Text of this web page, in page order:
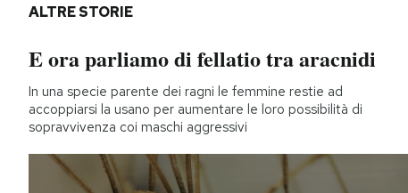
ALTRE STORIE
E ora parliamo di fellatio tra aracnidi
In una specie parente dei ragni le femmine restie ad
accoppiarsi la usano per aumentare le loro possibilità di
sopravvivenza coi maschi aggressivi